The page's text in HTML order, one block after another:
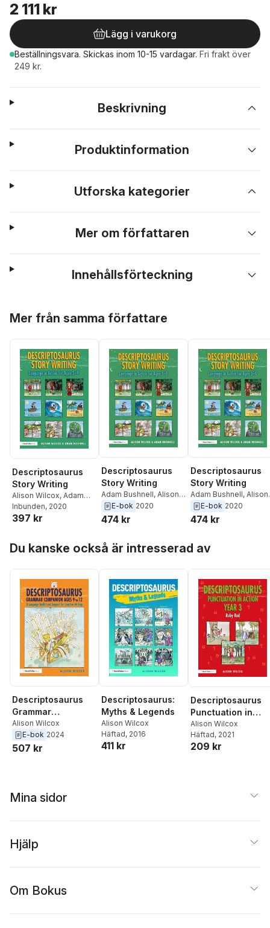
2 111 kr
Lägg i varukorg
Beställningsvara. Skickas inom 10-15 vardagar. Fri frakt över
249 kr.
Beskrivning
Produktinformation
Utforska kategorier
Mer om författaren
Innehållsförteckning
Mer från samma författare
Descriptosaurus
Story Writing
Alison Wilcox, Adam
Bushnell
Inbunden, 2020
397 kr
Descriptosaurus
Story Writing
Adam Bushnell, Alison
Wilcox
E-bok 2020
474 kr
Descriptosaurus
Story Writing
Adam Bushnell, Alison
Wilcox
E-bok 2020
474 kr
Du kanske också är intresserad av
Descriptosaurus
Grammar
Companion Ages 9
to 12
Alison Wilcox
E-bok 2024
507 kr
Descriptosaurus:
Myths & Legends
Alison Wilcox
Häftad, 2016
411 kr
Descriptosaurus
Punctuation in
Action Year 3:
Red
Alison Wilcox
Häftad, 2021
209 kr
Mina sidor
Hjälp
Om Bokus